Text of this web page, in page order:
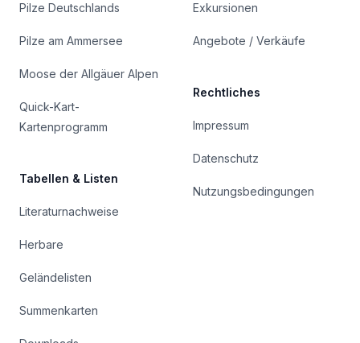
Pilze Deutschlands
Pilze am Ammersee
Moose der Allgäuer Alpen
Quick-Kart-
Kartenprogramm
Tabellen & Listen
Literaturnachweise
Herbare
Geländelisten
Summenkarten
Exkursionen
Angebote / Verkäufe
Rechtliches
Impressum
Datenschutz
Nutzungsbedingungen